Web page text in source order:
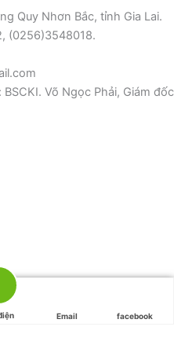
Quy Nhơn Bắc, tỉnh Gia Lai.
(0256)3548018.
Võ Ngọc Phải, Giám đốc
Email facebook